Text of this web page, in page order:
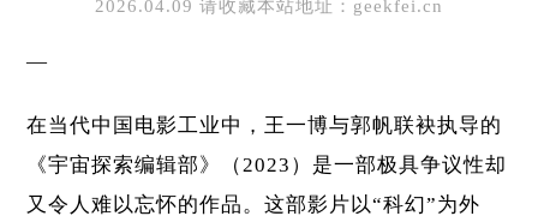
2026.04.09 请收藏本站地址：geekfei.cn
—
在当代中国电影工业中，王一博与郭帆联袂执导的
《宇宙探索编辑部》（2023）是一部极具争议性却
又令人难以忘怀的作品。这部影片以“科幻”为外